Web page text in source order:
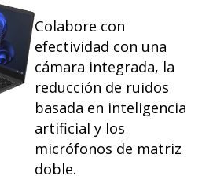
Colabore con
efectividad con una
cámara integrada, la
reducción de ruidos
basada en inteligencia
artificial y los
micrófonos de matriz
doble.